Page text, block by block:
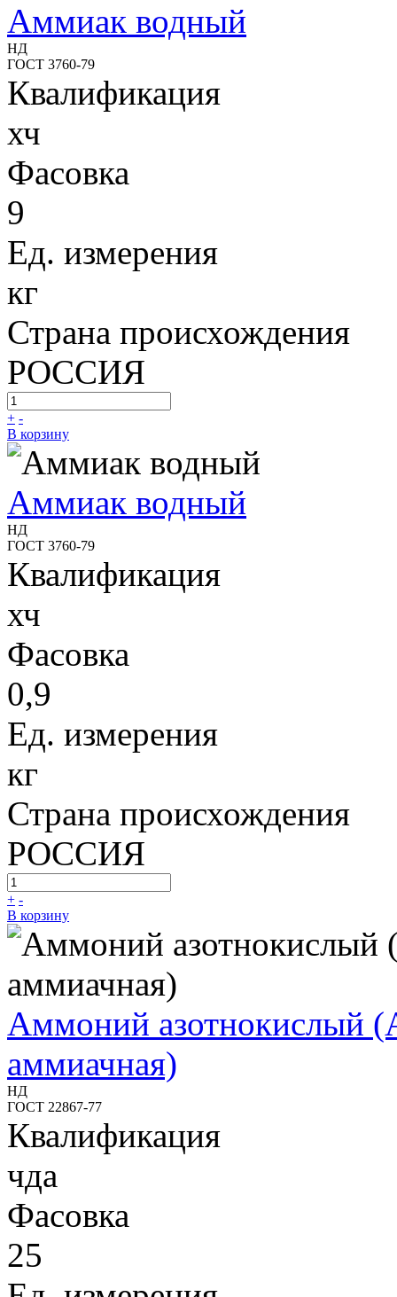
Аммиак водный
НД
ГОСТ 3760-79
Квалификация
хч
Фасовка
9
Ед. измерения
кг
Страна происхождения
РОССИЯ
+ -
В корзину
Аммиак водный
НД
ГОСТ 3760-79
Квалификация
хч
Фасовка
0,9
Ед. измерения
кг
Страна происхождения
РОССИЯ
+ -
В корзину
Аммоний азотнокислый
аммиачная)
НД
ГОСТ 22867-77
Квалификация
чда
Фасовка
25